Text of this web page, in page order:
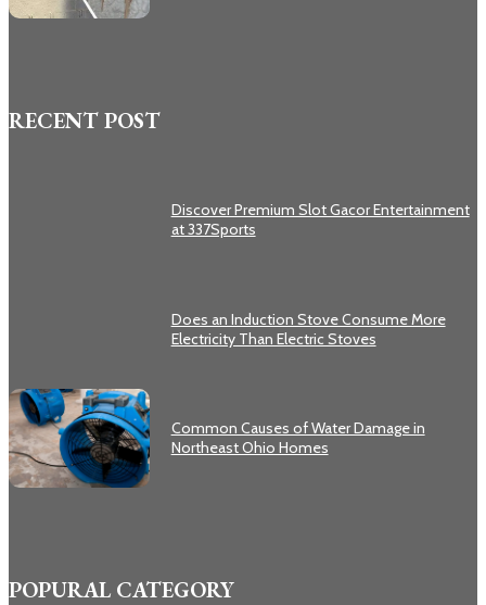
RECENT POST
Discover Premium Slot Gacor Entertainment
at 337Sports
Does an Induction Stove Consume More
Electricity Than Electric Stoves
Common Causes of Water Damage in
Northeast Ohio Homes
POPURAL CATEGORY